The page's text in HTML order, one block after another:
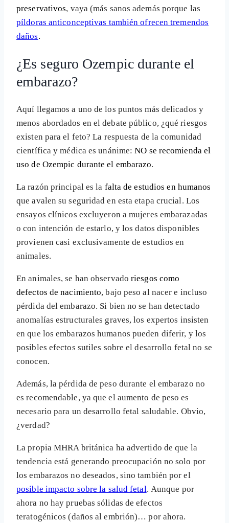
preservativos, vaya (más sanos además porque las
píldoras anticonceptivas también ofrecen tremendos
daños.
¿Es seguro Ozempic durante el
embarazo?
Aquí llegamos a uno de los puntos más delicados y
menos abordados en el debate público, ¿qué riesgos
existen para el feto? La respuesta de la comunidad
científica y médica es unánime:NO se recomienda el
uso de Ozempic durante el embarazo.
La razón principal es la falta de estudios en humanos
que avalen su seguridad en esta etapa crucial. Los
ensayos clínicos excluyeron a mujeres embarazadas
o con intención de estarlo, y los datos disponibles
provienen casi exclusivamente de estudios en
animales.
En animales, se han observadoriesgos como
defectos de nacimiento, bajo peso al nacer e incluso
pérdida del embarazo. Si bien no se han detectado
anomalías estructurales graves, los expertos insisten
en que los embarazos humanos pueden diferir, y los
posibles efectos sutiles sobre el desarrollo fetal no se
conocen.
Además, la pérdida de peso durante el embarazo no
es recomendable, ya que el aumento de peso es
necesario para un desarrollo fetal saludable. Obvio,
¿verdad?
La propia MHRA británica ha advertido de que la
tendencia está generando preocupación no solo por
los embarazos no deseados, sino también por el
posible impacto sobre la salud fetal. Aunque por
ahora no hay pruebas sólidas de efectos
teratogénicos (daños al embrión)… por ahora.